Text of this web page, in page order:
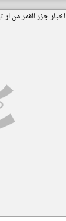
اخبار جزر القمر من